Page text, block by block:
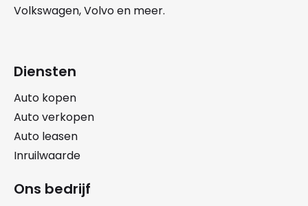
Volkswagen,Volvoen meer.
Diensten
Auto kopen
Auto verkopen
Auto leasen
Inruilwaarde
Ons bedrijf